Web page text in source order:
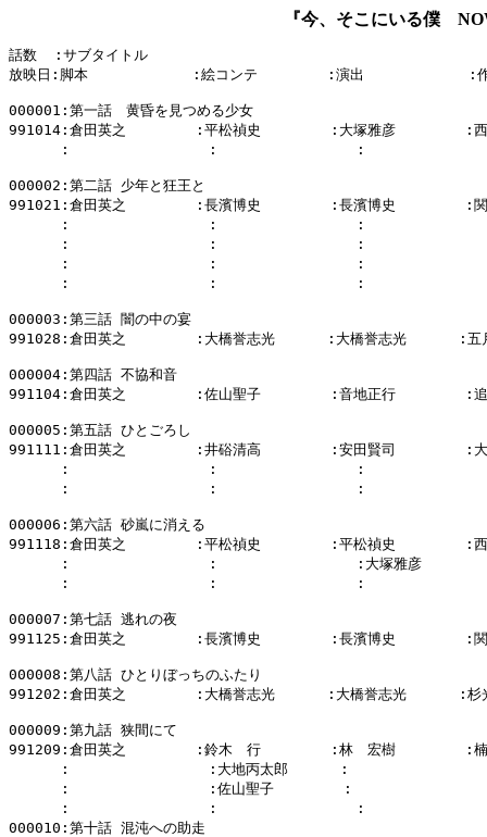
『今、そこにいる僕
話数  :サブタイトル
放映日:脚本            :絵コンテ        :演出            :作
000001:第一話　黄昏を見つめる少女
991014:倉田英之        :平松禎史        :大塚雅彦        :西
:                :                :
000002:第二話 少年と狂王と
991021:倉田英之        :長濱博史        :長濱博史        :関
:                :                :
:                :                :
:                :                :
:                :                :
000003:第三話 闇の中の宴
991028:倉田英之        :大橋誉志光      :大橋誉志光      :五月
000004:第四話 不協和音
991104:倉田英之        :佐山聖子        :音地正行        :追
000005:第五話 ひとごろし
991111:倉田英之        :井硲清高        :安田賢司        :大泉
:                :                :
:                :                :
000006:第六話 砂嵐に消える
991118:倉田英之        :平松禎史        :平松禎史        :西
:                :                :大塚雅彦
:                :                :
000007:第七話 逃れの夜
991125:倉田英之        :長濱博史        :長濱博史        :関
000008:第八話 ひとりぼっちのふたり
991202:倉田英之        :大橋誉志光      :大橋誉志光      :杉
000009:第九話 狭間にて
991209:倉田英之        :鈴木　行        :林　宏樹        :楠
:                :大地丙太郎      :
:                :佐山聖子        :
:                :                :
000010:第十話 混沌への助走